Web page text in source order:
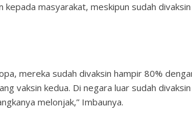
kepada masyarakat, meskipun sudah
mereka sudah divaksin hampir 80%
vaksin kedua. Di negara luar sudah
melonjak,” Imbaunya.